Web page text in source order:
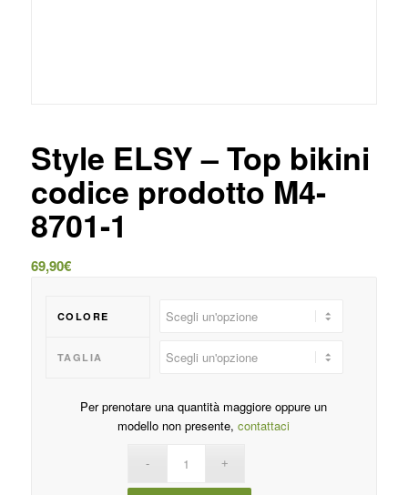
Style ELSY – Top bikini
codice prodotto M4-
8701-1
69,90€
COLORE
TAGLIA
Per prenotare una quantità maggiore oppure un
modello non presente,contattaci